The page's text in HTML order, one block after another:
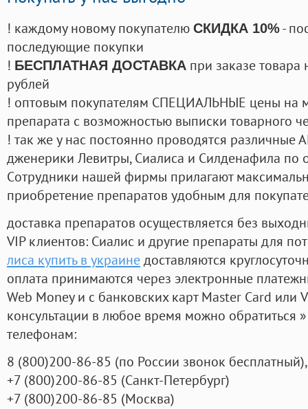
! каждому новому покупателю СКИДКА 10%-
последующие покупки
! БЕСПЛАТНАЯ ДОСТАВКА при заказе
рублей
! оптовым покупателям СПЕЦИАЛЬНЫЕ цены на
препарата с возможностью выписки товарного
! так же у нас постоянно проводятся
дженерики Левитры, Сиалиса и Силденафила по
Cотрудники нашей фирмы прилагают
приобретение препаратов удобным для
доставка препаратов осуществляется без
VIP клиентов: Сиалис и другие препараты для
лиса купить в украинедоставляются
оплата принимаются через электронные
Web Money и с банковских карт Master Card или
консультации в любое время можно обратиться
телефонам:
8 (800)200-86-85 (по России звонок бесплатный),
+7 (800)200-86-85 (Санкт-Петербург)
+7 (800)200-86-85 (Москва)